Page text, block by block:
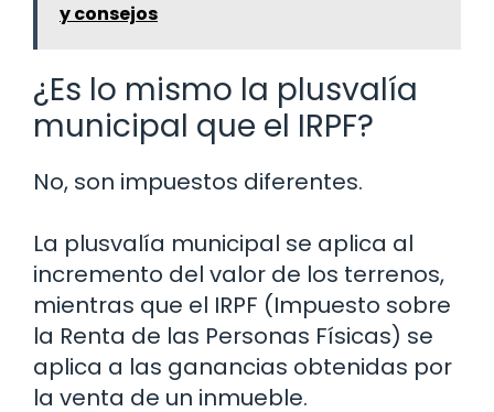
y consejos
¿Es lo mismo la plusvalía
municipal que el IRPF?
No, son impuestos diferentes.
La plusvalía municipal se aplica al
incremento del valor de los terrenos,
mientras que el IRPF (Impuesto sobre
la Renta de las Personas Físicas) se
aplica a las ganancias obtenidas por
la venta de un inmueble.